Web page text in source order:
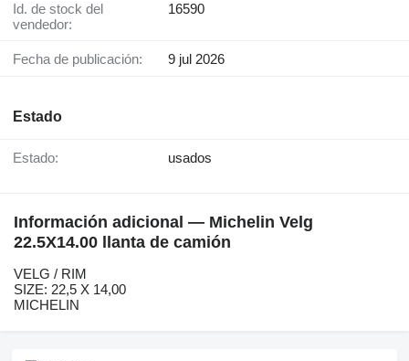
Id. de stock del
vendedor:
16590
Fecha de publicación: 9 jul 2026
Estado
Estado: usados
Información adicional — Michelin Velg
22.5X14.00 llanta de camión
VELG / RIM
SIZE: 22,5 X 14,00
MICHELIN